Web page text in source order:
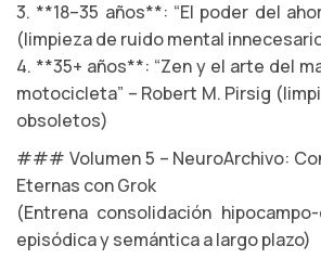
3. **18–35 años**: “El poder del
(limpieza de ruido mental
4. **35+ años**: “Zen y el arte del
motocicleta” – Robert M. Pirsig
obsoletos)
### Volumen 5 – NeuroArchivo:
Eternas con Grok
(Entrena consolidación
episódica y semántica a largo plazo)